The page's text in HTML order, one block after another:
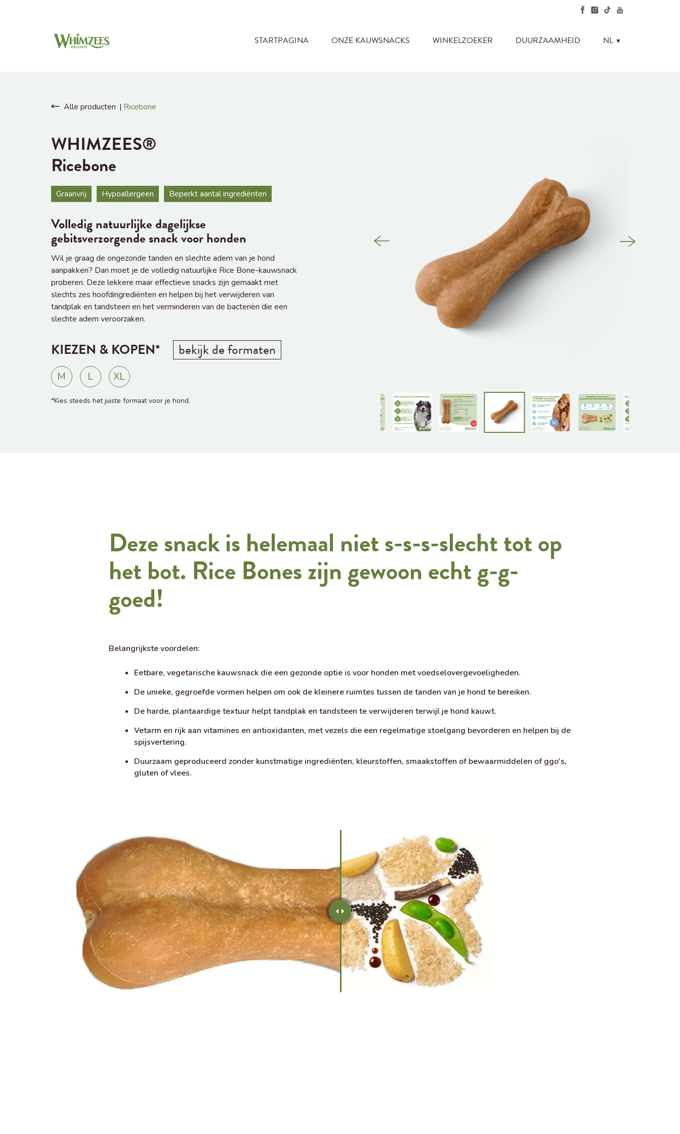
STARTPAGINA ONZE KAUWSNACKS WINKELZOEKER DUURZAAMHEID NL ▼
Alle producten Ricebone
WHIMZEES®
Ricebone
Graanvrij Hypoallergeen Beperkt aantal ingrediënten
Volledig natuurlijke dagelijkse
gebitsverzorgende snack voor honden
Wil je graag de ongezonde tanden en slechte adem van je hond
aanpakken? Dan moet je de volledig natuurlijke Rice Bone-kauwsnack
proberen. Deze lekkere maar effectieve snacks zijn gemaakt met
slechts zes hoofdingrediënten en helpen bij het verwijderen van
tandplak en tandsteen en het verminderen van de bacteriën die een
slechte adem veroorzaken.
KIEZEN & KOPEN* bekijk de formaten
M L XL
*Kies steeds het juiste formaat voor je hond.
Deze snack is helemaal niet s-s-s-slecht tot op
het bot. Rice Bones zijn gewoon echt g-g-
goed!
Belangrijkste voordelen:
Eetbare, vegetarische kauwsnack die een gezonde optie is voor honden met voedselovergevoeligheden.
De unieke, gegroefde vormen helpen om ook de kleinere ruimtes tussen de tanden van je hond te bereiken.
De harde, plantaardige textuur helpt tandplak en tandsteen te verwijderen terwijl je hond kauwt.
Vetarm en rijk aan vitamines en antioxidanten, met vezels die een regelmatige stoelgang bevorderen en helpen bij de
spijsvertering.
Duurzaam geproduceerd zonder kunstmatige ingrediënten, kleurstoffen, smaakstoffen of bewaarmiddelen of ggo's,
gluten of vlees.